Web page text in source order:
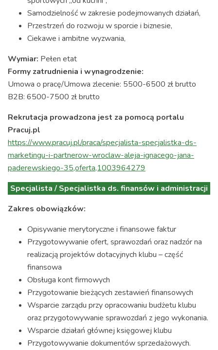
Samodzielność w zakresie podejmowanych działań,
Przestrzeń do rozwoju w sporcie i biznesie,
Ciekawe i ambitne wyzwania,
Wymiar: Pełen etat
Formy zatrudnienia i wynagrodzenie:
Umowa o pracę/Umowa zlecenie: 5500-6500 zł brutto
B2B: 6500-7500 zł brutto
Rekrutacja prowadzona jest za pomocą portalu
Pracuj.pl
https://www.pracuj.pl/praca/specjalista-specjalistka-ds-
marketingu-i-partnerow-wroclaw-aleja-ignacego-jana-
paderewskiego-35,oferta,1003964279
Specjalista / Specjalistka ds. finansów i administracji
Zakres obowiązków:
Opisywanie merytoryczne i finansowe faktur
Przygotowywanie ofert, sprawozdań oraz nadzór na
realizacją projektów dotacyjnych klubu – część
finansowa
Obsługa kont firmowych
Przygotowanie bieżących zestawień finansowych
Wsparcie zarządu przy opracowaniu budżetu klubu
oraz przygotowywanie sprawozdań z jego wykonania.
Wsparcie działań głównej księgowej klubu
Przygotowywanie dokumentów sprzedażowych.